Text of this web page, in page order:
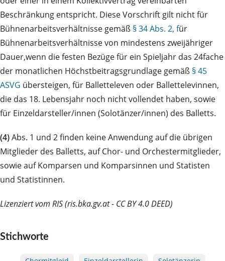
Beschränkung entspricht. Diese Vorschrift gilt nicht für
Bühnenarbeitsverhältnisse gemäß § 34 Abs. 2, für
Bühnenarbeitsverhältnisse von mindestens zweijähriger
Dauer,wenn die festen Bezüge für ein Spieljahr das 24fache
der monatlichen Höchstbeitragsgrundlage gemäß § 45
ASVG übersteigen, für Balletteleven oder Ballettelevinnen,
die das 18. Lebensjahr noch nicht vollendet haben, sowie
für Einzeldarsteller/innen (Solotänzer/innen) des Balletts.
(4)Abs. 1 und 2 finden keine Anwendung auf die übrigen
Mitglieder des Balletts, auf Chor- und Orchestermitglieder,
sowie auf Komparsen und Komparsinnen und Statisten
und Statistinnen.
Lizenziert vom RIS (ris.bka.gv.at - CC BY 4.0 DEED)
Stichworte